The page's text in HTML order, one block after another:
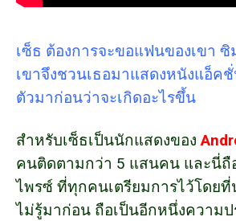
เซ็ธ ต้องการจะขอแฟนของเขา ซิ
เขาจึงชวนเธอมาแสดงหนังแอ็ค
ตัวมาก่อนว่าจะเกิดอะไรขึ้น
สำหรับเซ็ธเป็นนักแสดงของ
คนติดตามกว่า 5 แสนคน และนี่ถื
ไพรซ์ ที่ทุกคนเตรียมการไว้โดยที่
ไม่รู้มาก่อน ถือเป็นอีกหนึ่งความป